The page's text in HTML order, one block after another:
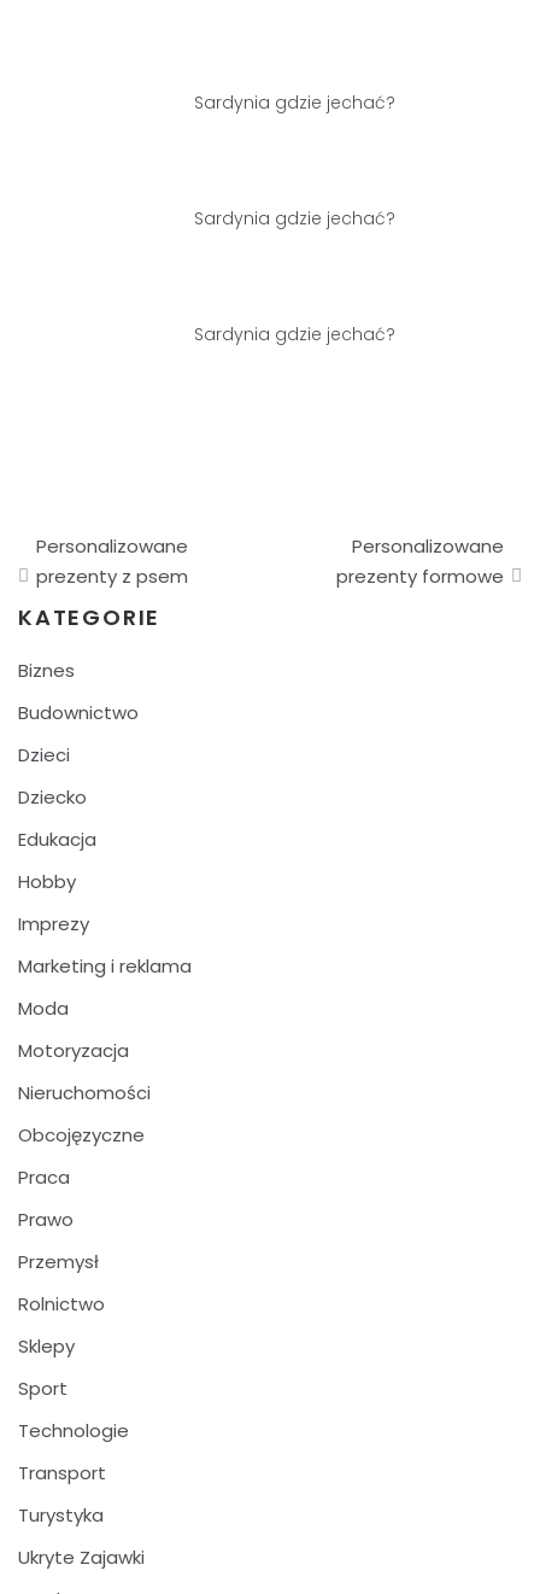
Sardynia gdzie jechać?
Sardynia gdzie jechać?
Sardynia gdzie jechać?
Nawigacja
wpisu
Personalizowane
prezenty z psem
Personalizowane
prezenty formowe
KATEGORIE
Biznes
Budownictwo
Dzieci
Dziecko
Edukacja
Hobby
Imprezy
Marketing i reklama
Moda
Motoryzacja
Nieruchomości
Obcojęzyczne
Praca
Prawo
Przemysł
Rolnictwo
Sklepy
Sport
Technologie
Transport
Turystyka
Ukryte Zajawki